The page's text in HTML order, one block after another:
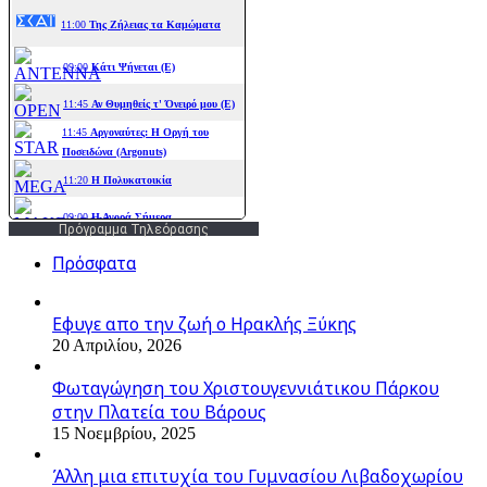
Πρόγραμμα Τηλεόρασης
Πρόσφατα
Εφυγε απο την ζωή o Ηρακλής Ξύκης
20 Απριλίου, 2026
Φωταγώγηση του Χριστουγεννιάτικου Πάρκου
στην Πλατεία του Βάρους
15 Νοεμβρίου, 2025
Άλλη μια επιτυχία του Γυμνασίου Λιβαδοχωρίου